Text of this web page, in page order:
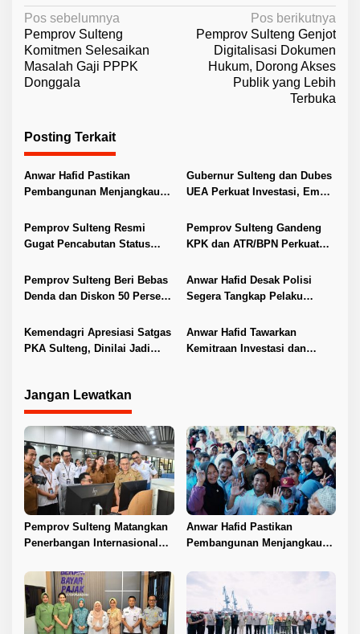
N
a
v
i
a
s
i
p
o
s
Pos sebelumnya
Pemprov Sulteng
Komitmen Selesaikan
Masalah Gaji PPPK
Donggala
Pos berikutnya
Pemprov Sulteng Genjot
Digitalisasi Dokumen
Hukum, Dorong Akses
Publik yang Lebih
Terbuka
Posting Terkait
Anwar Hafid Pastikan
Pembangunan Menjangkau
Gubernur Sulteng dan Dubes
UEA Perkuat Investasi, Empat
Pemprov Sulteng Resmi
Gugat Pencabutan Status
Pemprov Sulteng Gandeng
KPK dan ATR/BPN Perkuat
Pemprov Sulteng Beri Bebas
Denda dan Diskon 50 Persen
Anwar Hafid Desak Polisi
Segera Tangkap Pelaku
di Duyu
Kemendagri Apresiasi Satgas
PKA Sulteng, Dinilai Jadi
Anwar Hafid Tawarkan
Kemitraan Investasi dan
Jangan Lewatkan
Pemprov Sulteng Matangkan
Penerbangan Internasional
Anwar Hafid Pastikan
Pembangunan Menjangkau